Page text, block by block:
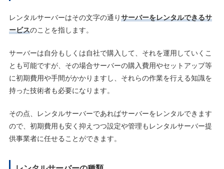
レンタルサーバーはその文字の通りサーバーをレンタルできるサ
ービスのことを指します。
サーバーは自分もしくは自社で購入して、それを運用していくこ
とも可能ですが、その場合サーバーの購入費用やセットアップ等
に初期費用や手間がかかりますし、それらの作業を行える知識を
持った技術者も必要になります。
その点、レンタルサーバーであればサーバーをレンタルできます
ので、初期費用も安く抑えつつ設定や管理もレンタルサーバー提
供事業者に任せることができます。